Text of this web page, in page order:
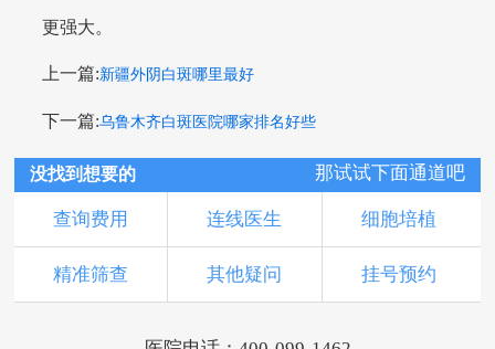
更强大。
上一篇:新疆外阴白斑哪里最好
下一篇:乌鲁木齐白斑医院哪家排名好些
没找到想要的 那试试下面通道吧
查询费用 连线医生 细胞培植
精准筛查 其他疑问 挂号预约